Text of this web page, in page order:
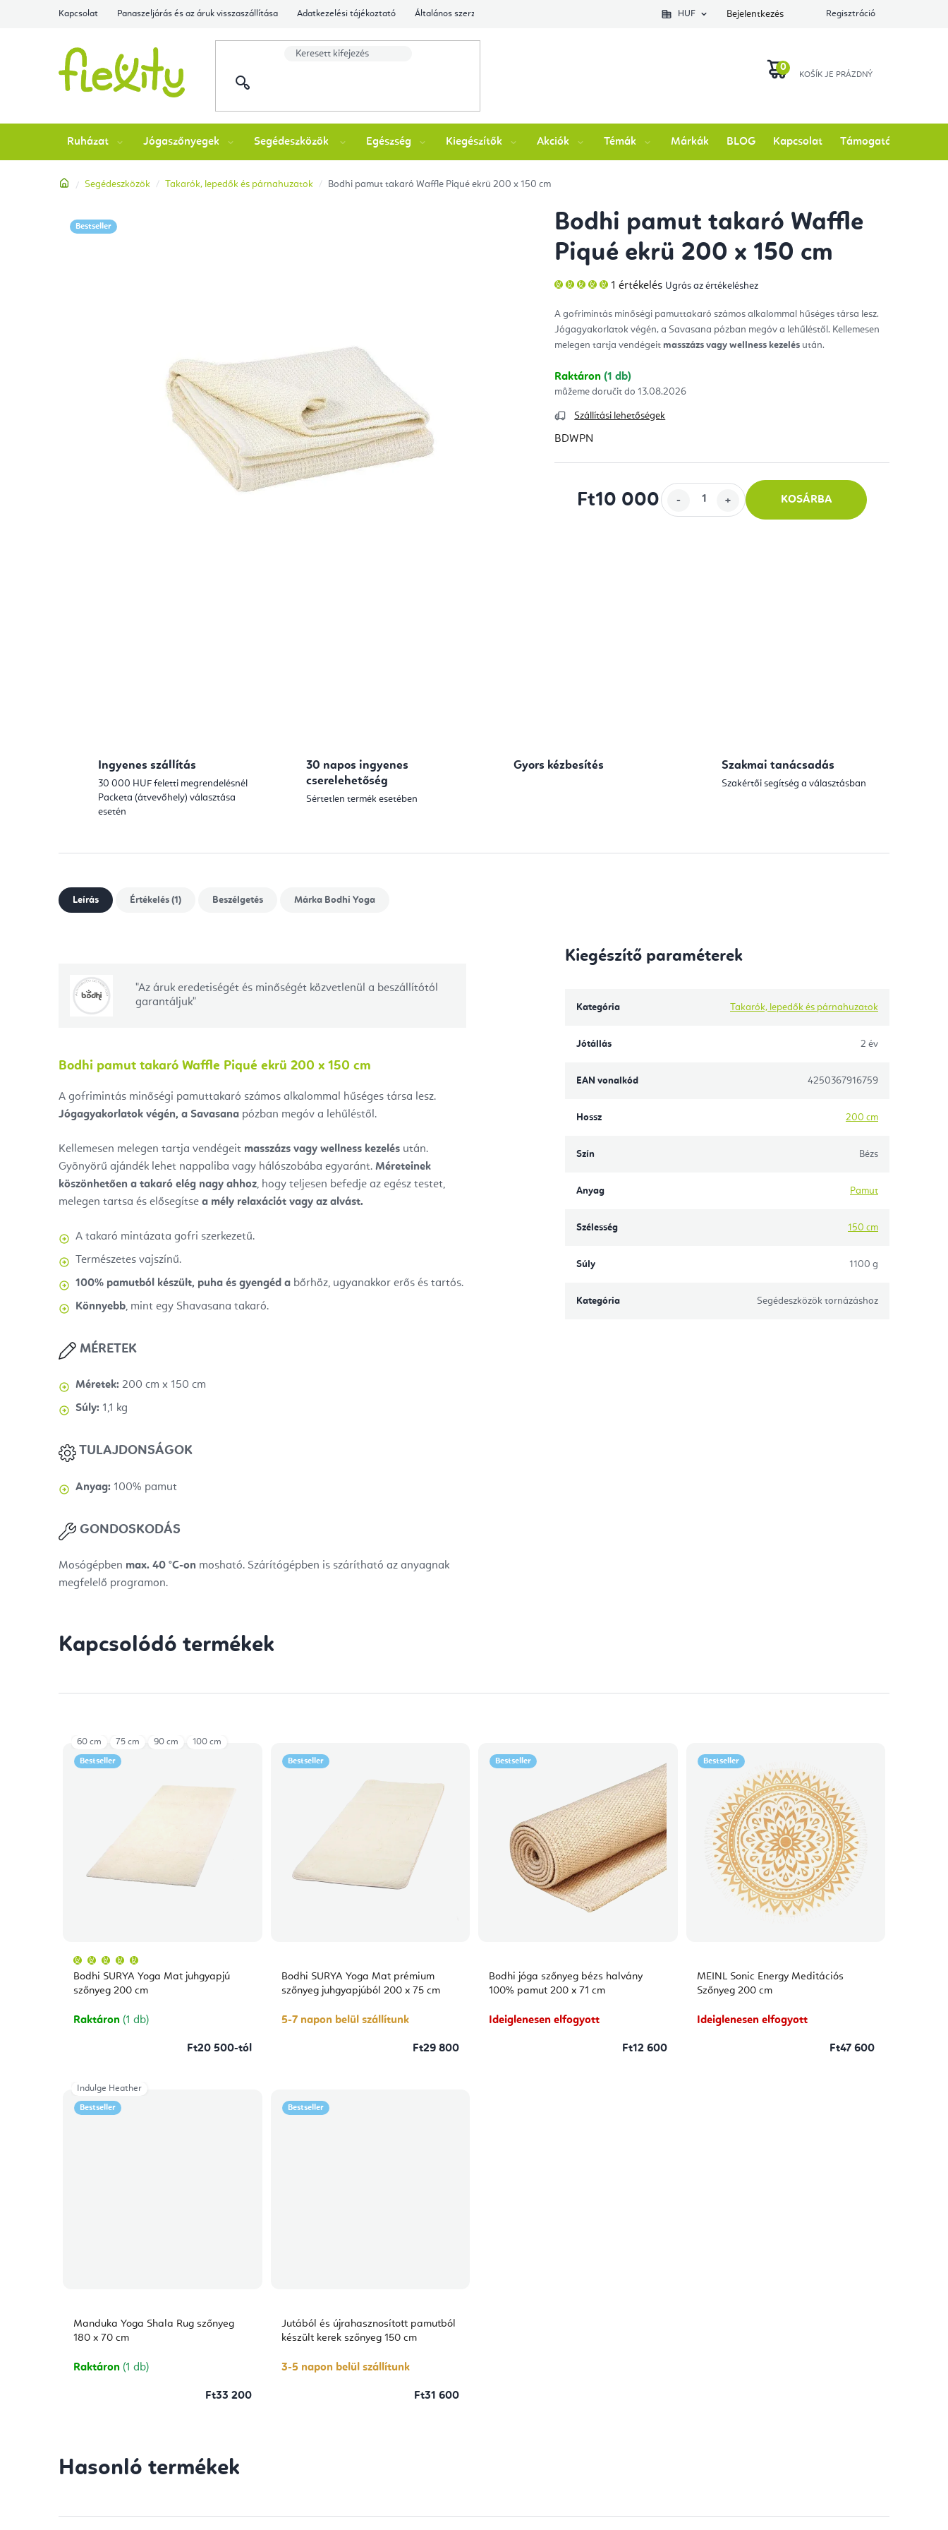
Kapcsolat Panaszeljárás és az áruk visszaszállítása Adatkezelési tájékoztató Általános szerződési feltételek Ellenőrizze a rendelés állapotátHUF Bejelentkezés Regisztráció
Ruházat Jógaszőnyegek Segédeszközök Egészség Kiegészítők Akciók Témák Márkák BLOG Kapcsolat Támogatás
Kezdőlap
Segédeszközök Takarók, lepedők és párnahuzatok Bodhi pamut takaró Waffle Piqué ekrü 200 x 150 cm
Bodhi pamut takaró Waffle
Piqué ekrü 200 x 150 cm
A
termék
5-
ből
5,0
csillag.
1 értékelés Ugrás az értékeléshez
A gofrimintás minőségi pamuttakaró számos alkalommal hűséges társa lesz.
Jógagyakorlatok végén, a Savasana pózban megóv a lehűléstől. Kellemesen
melegen tartja vendégeitmasszázs vagy wellness kezelés után.
Raktáron(1 db)
13.08.2026
Szállítási lehetőségek
BDWPN
Ft10 000 KOSÁRBA
Bestseller
Ingyenes szállítás
30 000 HUF feletti megrendelésnél
Packeta (átvevőhely) választása
esetén
30 napos ingyenes
cserelehetőség
Sértetlen termék esetében
Gyors kézbesítés Szakmai tanácsadás
Szakértői segítség a választásban
Leírás Értékelés (1) Beszélgetés Márka Bodhi Yoga
"Az áruk eredetiségét és minőségét közvetlenül a beszállítótól
garantáljuk"
Bodhi pamut takaró Waffle Piqué ekrü 200 x 150 cm
A gofrimintás minőségi pamuttakaró számos alkalommal hűséges társa lesz.
Jógagyakorlatok végén, a Savasana pózban megóv a lehűléstől.
Kellemesen melegen tartja vendégeit masszázs vagy wellness kezelés után.
Gyönyörű ajándék lehet nappaliba vagy hálószobába egyaránt. Méreteinek
köszönhetően a takaró elég nagy ahhoz, hogy teljesen befedje az egész testet,
melegen tartsa és elősegítse a mély relaxációt vagy az alvást.
A takaró mintázata gofri szerkezetű.
Természetes vajszínű.
100% pamutból készült, puha és gyengéd a bőrhöz, ugyanakkor erős és tartós.
Könnyebb, mint egy Shavasana takaró.
MÉRETEK
Méretek: 200 cm x 150 cm
Súly: 1,1 kg
TULAJDONSÁGOK
Anyag: 100% pamut
GONDOSKODÁS
Mosógépben max. 40 °C-on mosható. Szárítógépben is szárítható az anyagnak
megfelelő programon.
Kiegészítő paraméterek
Kategória Takarók, lepedők és párnahuzatok
Jótállás 2 év
EAN vonalkód 4250367916759
Hossz 200 cm
Szín Bézs
Anyag Pamut
Szélesség 150 cm
Súly 1100 g
Kategória Segédeszközök tornázáshoz
Kapcsolódó termékek
Bestseller
Bodhi SURYA Yoga Mat juhgyapjú
szőnyeg 200 cm
átlagos
értékelése
5-
csillag.
Raktáron (1 db)
Ft20 500-tól
60 cm 75 cm 90 cm 100 cm
Bestseller
Bodhi SURYA Yoga Mat prémium
szőnyeg juhgyapjúból 200 x 75 cm
5-7 napon belül szállítunk
Ft29 800
Bestseller
Bodhi jóga szőnyeg bézs halvány
100% pamut 200 x 71 cm
Ideiglenesen elfogyott
Ft12 600
Bestseller
MEINL Sonic Energy Meditációs
Szőnyeg 200 cm
Ideiglenesen elfogyott
Ft47 600
Bestseller
Manduka Yoga Shala Rug szőnyeg
180 x 70 cm
Raktáron (1 db)
Ft33 200
Indulge Heather
Bestseller
Jutából és újrahasznosított pamutból
készült kerek szőnyeg 150 cm
3-5 napon belül szállítunk
Ft31 600
Hasonló termékek